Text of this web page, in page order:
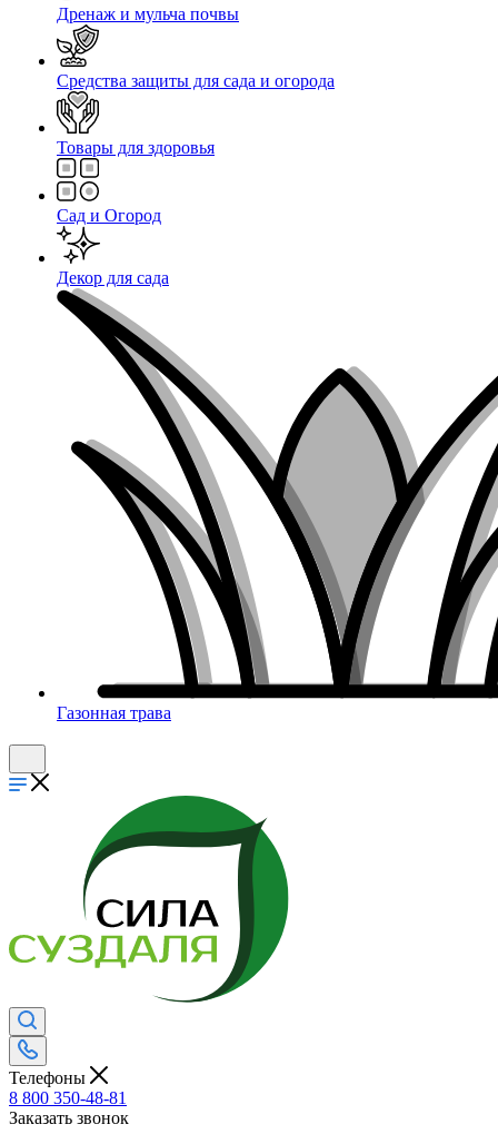
Дренаж и мульча почвы
Средства защиты для сада и огорода
Товары для здоровья
Сад и Огород
Декор для сада
Газонная трава
Телефоны
8 800 350-48-81
Заказать звонок